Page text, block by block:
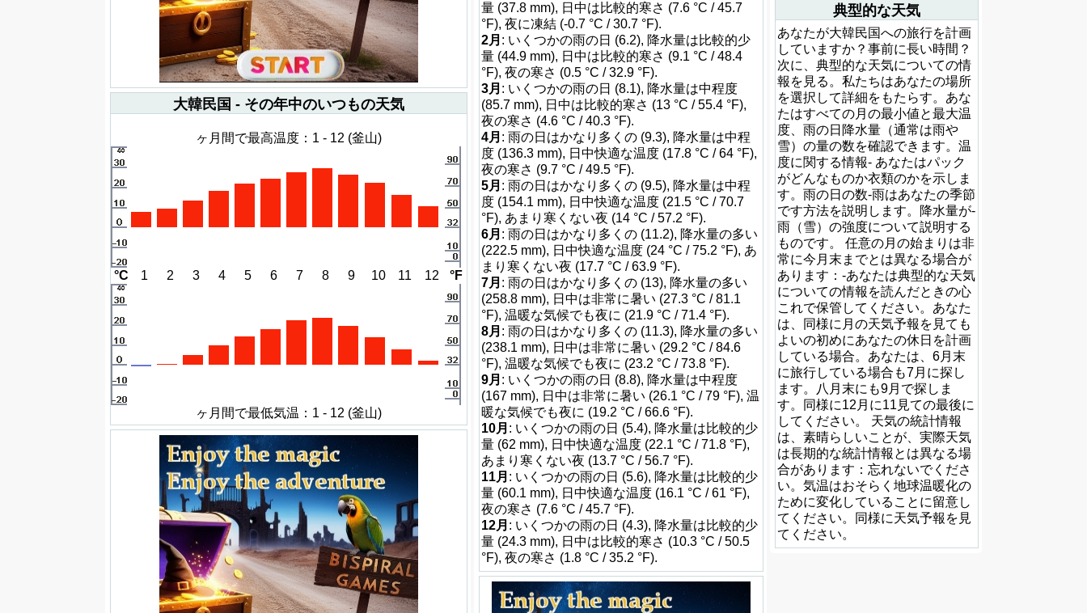
大韓民国 - その年中のいつもの天気
ヶ月間で最高温度：1 - 12 (釜山)
°C 1 2 3 4 5 6 7 8 9 10 11 12 °F
ヶ月間で最低気温：1 - 12 (釜山)
量 (37.8 mm), 日中は比較的寒さ (7.6 °C / 45.7
°F), 夜に凍結 (-0.7 °C / 30.7 °F).
2月 : いくつかの雨の日 (6.2), 降水量は比較的少
量 (44.9 mm), 日中は比較的寒さ (9.1 °C / 48.4
°F), 夜の寒さ (0.5 °C / 32.9 °F).
3月 : いくつかの雨の日 (8.1), 降水量は中程度
(85.7 mm), 日中は比較的寒さ (13 °C / 55.4 °F),
夜の寒さ (4.6 °C / 40.3 °F).
4月 : 雨の日はかなり多くの (9.3), 降水量は中程
度 (136.3 mm), 日中快適な温度 (17.8 °C / 64 °F),
夜の寒さ (9.7 °C / 49.5 °F).
5月 : 雨の日はかなり多くの (9.5), 降水量は中程
度 (154.1 mm), 日中快適な温度 (21.5 °C / 70.7
°F), あまり寒くない夜 (14 °C / 57.2 °F).
6月 : 雨の日はかなり多くの (11.2), 降水量の多い
(222.5 mm), 日中快適な温度 (24 °C / 75.2 °F), あ
まり寒くない夜 (17.7 °C / 63.9 °F).
7月 : 雨の日はかなり多くの (13), 降水量の多い
(258.8 mm), 日中は非常に暑い (27.3 °C / 81.1
°F), 温暖な気候でも夜に (21.9 °C / 71.4 °F).
8月 : 雨の日はかなり多くの (11.3), 降水量の多い
(238.1 mm), 日中は非常に暑い (29.2 °C / 84.6
°F), 温暖な気候でも夜に (23.2 °C / 73.8 °F).
9月 : いくつかの雨の日 (8.8), 降水量は中程度
(167 mm), 日中は非常に暑い (26.1 °C / 79 °F), 温
暖な気候でも夜に (19.2 °C / 66.6 °F).
10月 : いくつかの雨の日 (5.4), 降水量は比較的少
量 (62 mm), 日中快適な温度 (22.1 °C / 71.8 °F),
あまり寒くない夜 (13.7 °C / 56.7 °F).
11月 : いくつかの雨の日 (5.6), 降水量は比較的少
量 (60.1 mm), 日中快適な温度 (16.1 °C / 61 °F),
夜の寒さ (7.6 °C / 45.7 °F).
12月 : いくつかの雨の日 (4.3), 降水量は比較的少
量 (24.3 mm), 日中は比較的寒さ (10.3 °C / 50.5
°F), 夜の寒さ (1.8 °C / 35.2 °F).
典型的な天気
あなたが大韓民国への旅行を計画
していますか？事前に長い時間？
次に、典型的な天気についての情
報を見る。私たちはあなたの場所
を選択して詳細をもたらす。あな
たはすべての月の最小値と最大温
度、雨の日降水量（通常は雨や
雪）の量の数を確認できます。温
度に関する情報- あなたはパック
がどんなものか衣類のかを示しま
す。雨の日の数-雨はあなたの季節
です方法を説明します。降水量が-
雨（雪）の強度について説明する
ものです。 任意の月の始まりは非
常に今月末までとは異なる場合が
あります：-あなたは典型的な天気
についての情報を読んだときの心
これで保管してください。あなた
は、同様に月の天気予報を見ても
よいの初めにあなたの休日を計画
している場合。あなたは、6月末
に旅行している場合も7月に探し
ます。八月末にも9月で探しま
す。同様に12月に11見ての最後に
してください。 天気の統計情報
は、素晴らしいことが、実際天気
は長期的な統計情報とは異なる場
合があります：忘れないでくださ
い。気温はおそらく地球温暖化の
ために変化していることに留意し
てください。同様に天気予報を見
てください。